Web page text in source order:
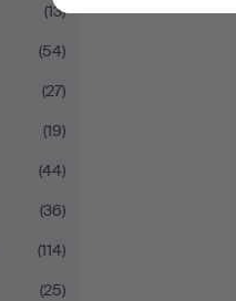
(13)
(54)
(27)
(19)
(44)
(36)
(114)
(25)